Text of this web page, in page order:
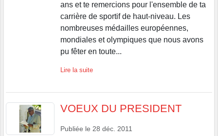
ans et te remercions pour l'ensemble de ta
carrière de sportif de haut-niveau. Les
nombreuses médailles européennes,
mondiales et olympiques que nous avons
pu fêter en toute...
Lire la suite
VOEUX DU PRESIDENT
Publiée le 28 déc. 2011